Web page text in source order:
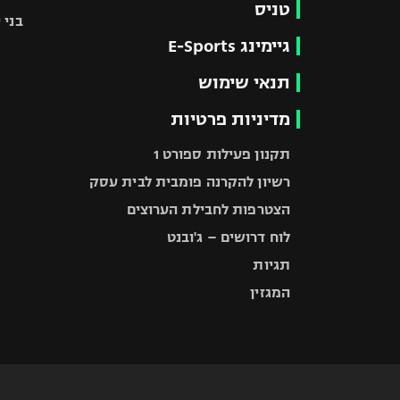
טניס
גיימינג E-Sports
תנאי שימוש
מדיניות פרטיות
תקנון פעילות ספורט 1
רשיון להקרנה פומבית לבית עסק
הצטרפות לחבילת הערוצים
לוח דרושים – ג'ובנט
תגיות
המגזין
בני